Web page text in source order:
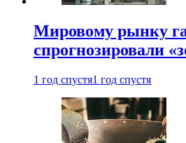
Мировому рынку
спрогнозировали
1 год спустя1 год спустя